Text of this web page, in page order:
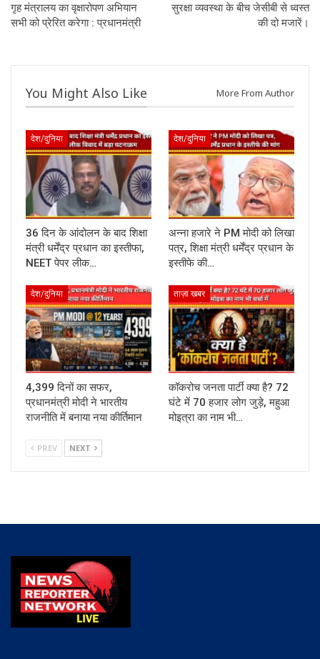
गृह मंत्रालय का वृक्षारोपण अभियान
सभी को प्रेरित करेगा : प्रधानमंत्री
सुरक्षा व्यवस्था के बीच जेसीबी से ध्वस्त
की दो मजारें।
You Might Also Like More From Author
देश/दुनिया
36 दिन के आंदोलन के बाद शिक्षा
मंत्री धर्मेंद्र प्रधान का इस्तीफा,
NEET पेपर लीक…
देश/दुनिया
अन्ना हजारे ने PM मोदी को लिखा
पत्र, शिक्षा मंत्री धर्मेंद्र प्रधान के
इस्तीफे की…
देश/दुनिया
4,399 दिनों का सफर,
प्रधानमंत्री मोदी ने भारतीय
राजनीति में बनाया नया कीर्तिमान
ताज़ा खबर
कॉकरोच जनता पार्टी क्या है? 72
घंटे में 70 हजार लोग जुड़े, महुआ
मोइत्रा का नाम भी…
PREV NEXT